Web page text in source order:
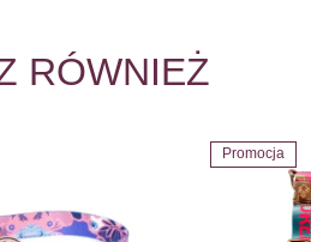
RÓWNIEŻ
Promocja